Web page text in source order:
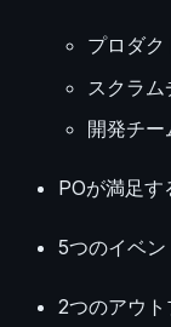
プロダク
スクラム
開発チー
POが満足す
5つのイベン
2つのアウト